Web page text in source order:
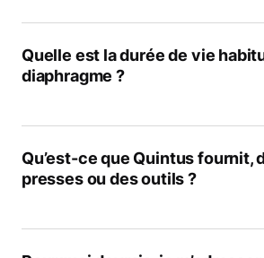
Quelle est la durée de vie
diaphragme ?
Qu’est-ce que Quintus fournit,
presses ou des outils ?